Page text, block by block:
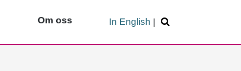
Om oss In English